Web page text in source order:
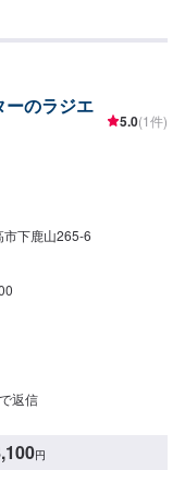
業を承っております。キ
整備は是非私たちにお任
丁寧に作業に取り組ませ
ーのラジエ
5.0(1件)
市下鹿山265-6
返信
円